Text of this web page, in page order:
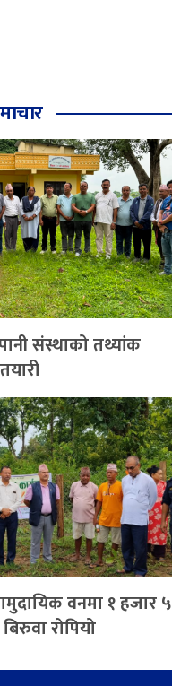
संस्थाको तथ्यांक
वनमा १ हजार ५
रोपियो